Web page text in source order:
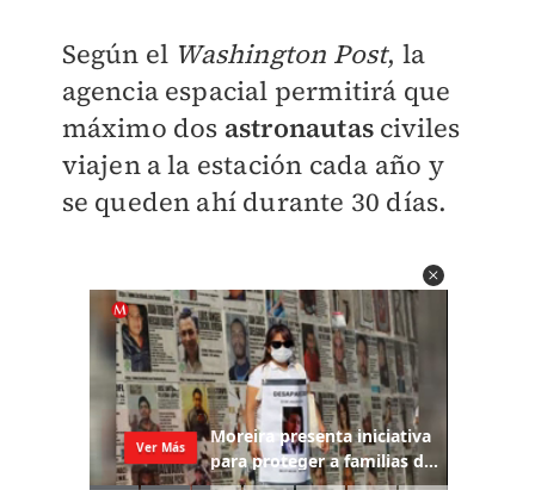
Según el Washington Post, la
agencia espacial permitirá que
máximo dos astronautas civiles
viajen a la estación cada año y
se queden ahí durante 30 días.